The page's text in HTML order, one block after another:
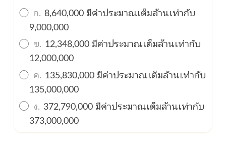
ก. 8,640,000 มีค่าประมาณเต็มล้านเท่ากับ
9,000,000
ข. 12,348,000 มีค่าประมาณเต็มล้านเท่ากับ
12,000,000
ค. 135,830,000 มีค่าประมาณเต็มล้านเท่ากับ
135,000,000
ง. 372,790,000 มีค่าประมาณเต็มล้านเท่ากับ
373,000,000